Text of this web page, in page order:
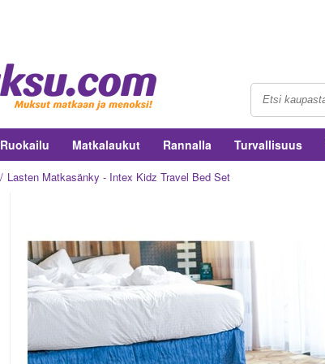
Ruokailu Matkalaukut Rannalla Turvallisuus
Lasten Matkasänky - Intex Kidz Travel Bed Set